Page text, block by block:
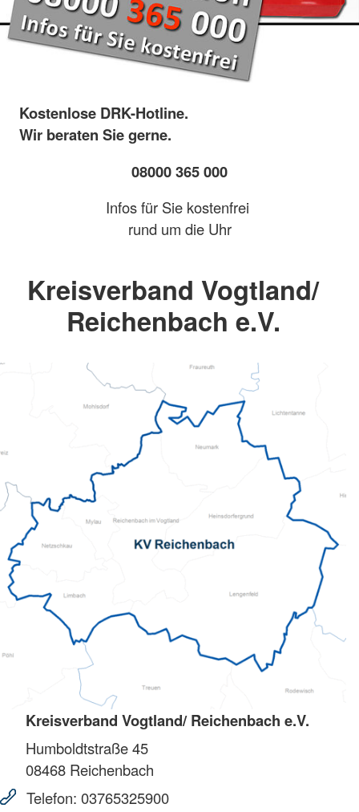
Kostenlose DRK-Hotline.
Wir beraten Sie gerne.
08000 365 000
Infos für Sie kostenfrei
rund um die Uhr
Kreisverband Vogtland/
Reichenbach e.V.
Kreisverband Vogtland/ Reichenbach e.V.
Humboldtstraße 45
08468 Reichenbach
Telefon: 03765325900